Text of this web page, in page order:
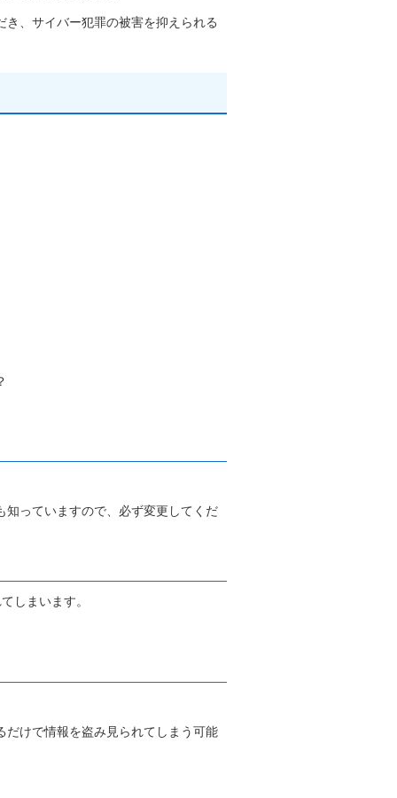
、サイバー犯罪の被害を抑えられる
っていますので、必ず変更してくだ
しまいます。
けで情報を盗み見られてしまう可能